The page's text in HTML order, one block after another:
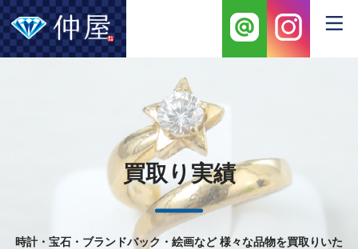
買取り実績
時計・宝石・ブランドバック・絵画など様々な品物を買取りいた